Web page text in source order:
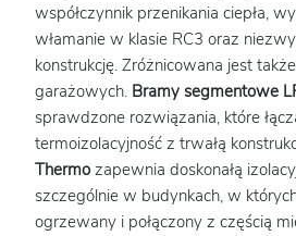
współczynnik przenikania ciepła,
włamanie w klasie RC3 oraz
konstrukcję. Zróżnicowana jest
garażowych. Bramy segmentowe
sprawdzone rozwiązania, które
termoizolacyjność z trwałą
Thermo zapewnia doskonałą
szczególnie w budynkach, w
ogrzewany i połączony z częścią